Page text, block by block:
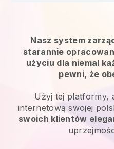
Nasz system
starannie
użyciu dla niemal
pewni, że
Użyj tej platformy,
internetową swojej
swoich klientów